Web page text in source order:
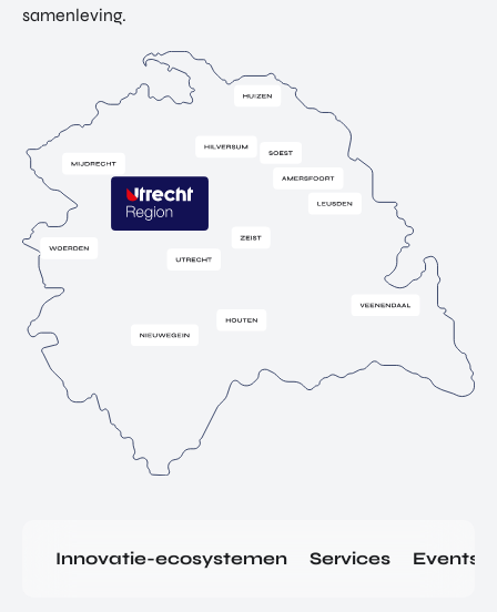
samenleving.
Innovatie-ecosystemen Services Events